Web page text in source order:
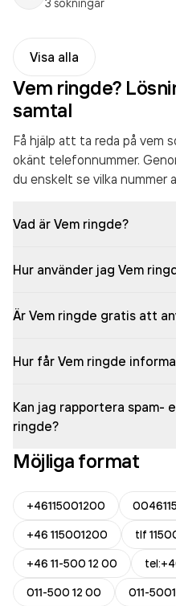
3 sökningar
Visa alla
Vem ringde?
samtal
Få hjälp att ta reda på vem
okänt telefonnummer.
du enskelt se vilka nummer
Vad är Vem ringde?
Hur använder jag Vem
Är Vem ringde gratis att
Hur får Vem ringde
Kan jag rapportera spam-
ringde?
Möjliga format
+46115001200
+46 115001200
tlf
+46 11-500 12 00
011-500 12 00
011-